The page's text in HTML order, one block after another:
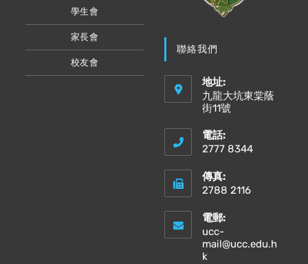
學生會
家長會
校友會
聯絡我們
地址:
九龍大坑東棠蔭
街11號
電話:
2777 8344
傳真:
2788 2116
電郵:
ucc-
mail@ucc.edu.h
k